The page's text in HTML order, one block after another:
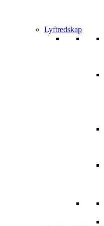
Lyftredskap